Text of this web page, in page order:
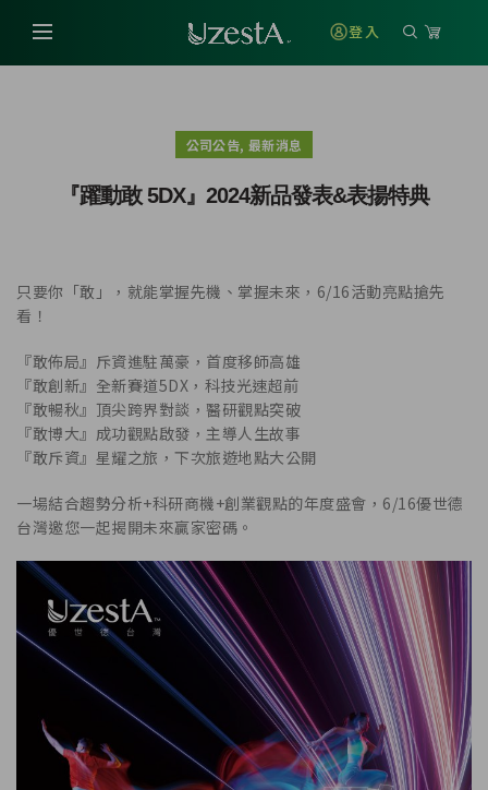
登入
公司公告, 最新消息
『躍動敢 5DX』2024新品發表&表揚特典
只要你「敢」，就能掌握先機、掌握未來，6/16活動亮點搶先
看！
『敢佈局』斥資進駐萬豪，首度移師高雄
『敢創新』全新賽道5DX，科技光速超前
『敢暢秋』頂尖跨界對談，醫研觀點突破
『敢博大』成功觀點啟發，主導人生故事
『敢斥資』星耀之旅，下次旅遊地點大公開
一場結合趨勢分析+科研商機+創業觀點的年度盛會，6/16優世德
台灣邀您一起揭開未來贏家密碼。